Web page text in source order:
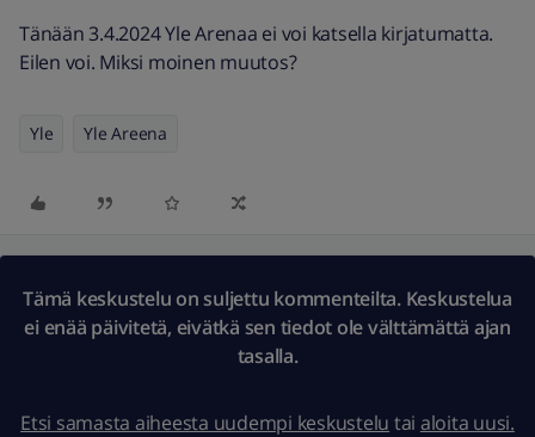
Tänään 3.4.2024 Yle Arenaa ei voi katsella kirjatumatta.
Eilen voi. Miksi moinen muutos?
Yle Yle Areena
Tämä keskustelu on suljettu kommenteilta. Keskustelua
ei enää päivitetä, eivätkä sen tiedot ole välttämättä ajan
tasalla.
Etsi samasta aiheesta uudempi keskustelu tai aloita uusi.